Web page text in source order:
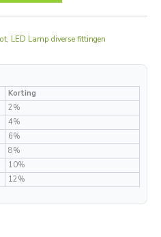
, LED Lamp diverse fittingen
Korting
2%
4%
6%
8%
10%
12%